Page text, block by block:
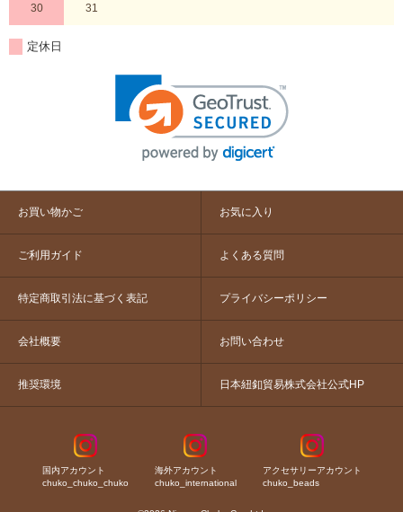
30 31
定休日
お買い物かご お気に入り
ご利用ガイド よくある質問
特定商取引法に基づく表記 プライバシーポリシー
会社概要 お問い合わせ
推奨環境 日本紐釦貿易株式会社公式HP
国内アカウント
chuko_chuko_chuko
海外アカウント
chuko_international
アクセサリーアカウント
chuko_beads